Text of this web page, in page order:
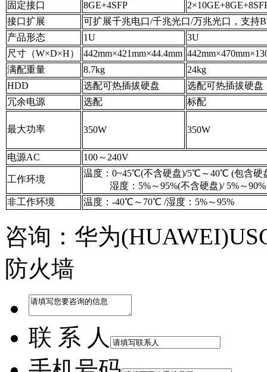
固定接口
8GE+4SFP
接口扩展
可扩展千兆电口/千兆光口/万兆光口，支持
产品形态
1U
3U
尺寸（W×D×H）
442mm×421mm×44.4mm
满配重量
8.7kg
24kg
HDD
选配可热插拔硬盘
选配可热插拔硬盘
冗余电源
选配 标配
最大功率 350W 350W
电源AC 100～240V
工作环境
温度：0~45℃(不含硬盘)/5℃～40℃ (包含硬
湿度：5%～95%(不含硬盘)/ 5%～90%
非工作环境
温度：-40℃～70℃ /湿度：5%～95%
咨询：华为
防火墙
联 系 人